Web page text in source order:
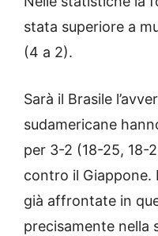
stata superiore a
(4 a 2).
Sarà il Brasile
sudamericane
per 3-2 (18-25, 18-
contro il Giappone.
già affrontate in
precisamente nella